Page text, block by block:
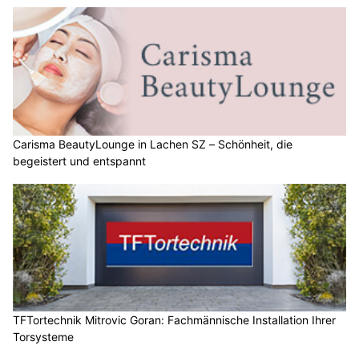
Carisma BeautyLounge in Lachen SZ – Schönheit, die
begeistert und entspannt
TFTortechnik Mitrovic Goran: Fachmännische Installation Ihrer
Torsysteme